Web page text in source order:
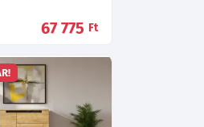
67 775 Ft